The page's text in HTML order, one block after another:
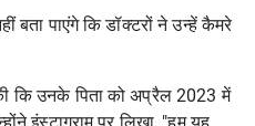
बता पाएंगे कि डॉक्टरों ने उन्हें कैमरे
किउनके पिता को अप्रैल 2023 में